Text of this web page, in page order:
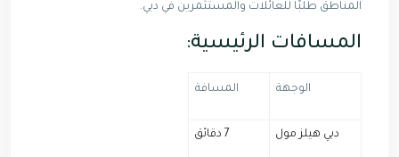
المناطق طلبًا للعائلات والمستثمرين في دبي.
المسافات الرئيسية:
الوجهة المسافة
دبي هيلز مول 7 دقائق